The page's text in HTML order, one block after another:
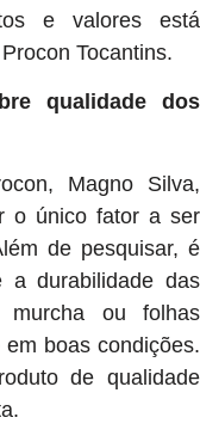
e valores está
Tocantins.
qualidade dos
Magno Silva,
o único fator a ser
de pesquisar, é
a durabilidade das
murcha ou folhas
boas condições.
de qualidade